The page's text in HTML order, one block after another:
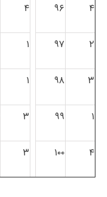
۴ ۹۶ ۴
۲ ۹۷ ۱
۳ ۹۸ ۱
۱ ۹۹ ۳
۴ ۱۰۰ ۳